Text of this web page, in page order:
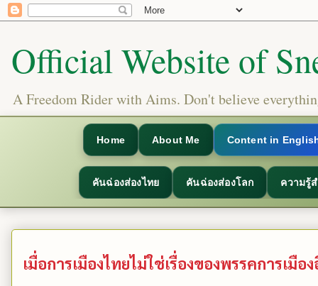
Official Website of
A Freedom Rider with Aims. Don't believe
Home About Me Content in
คันฉ่องส่องไทย คันฉ่องส่องโลก ความรู้
เมื่อการเมืองไทยไม่ใช่เรื่องของพรรคการเ